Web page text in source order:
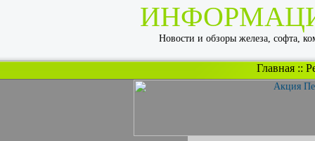
Новости и обзоры железа, софта,
Главная::